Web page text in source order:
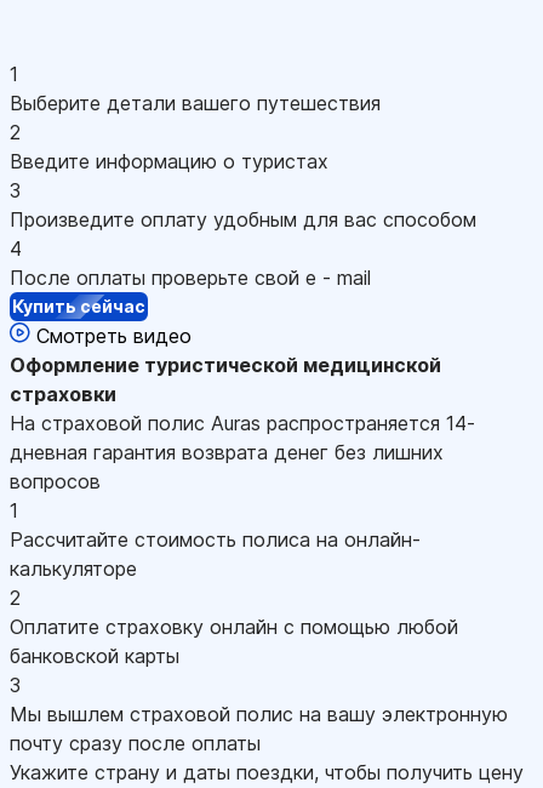
1
Выберите детали вашего путешествия
2
Введите информацию о туристах
3
Произведите оплату удобным для вас способом
4
После оплаты проверьте свой e - mail
Купить сейчас
Смотреть видео
Оформление туристической медицинской
страховки
На страховой полис Auras распространяется 14-
дневная гарантия возврата денег без лишних
вопросов
1
Рассчитайте стоимость полиса на онлайн-
калькуляторе
2
Оплатите страховку онлайн с помощью любой
банковской карты
3
Мы вышлем страховой полис на вашу электронную
почту сразу после оплаты
Укажите страну и даты поездки, чтобы получить цену